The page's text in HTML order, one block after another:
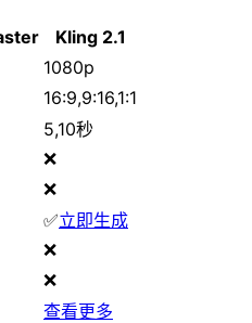
Kling 2.1
1080p
16:9,9:16,1:1
5,10秒
❌
❌
✅立即生成
❌
❌
查看更多